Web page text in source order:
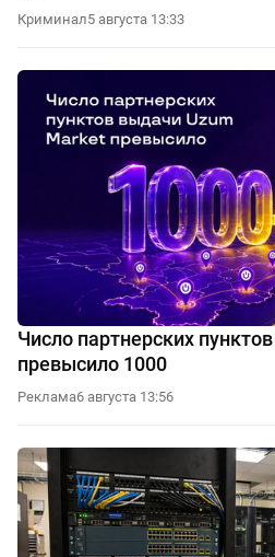
Криминал5 августа 13:33
Число партнерских
превысило 1000
Реклама6 августа 13:56